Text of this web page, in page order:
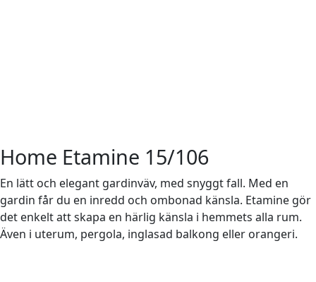
Home Etamine 15/106
En lätt och elegant gardinväv, med snyggt fall. Med en
gardin får du en inredd och ombonad känsla. Etamine gör
det enkelt att skapa en härlig känsla i hemmets alla rum.
Även i uterum, pergola, inglasad balkong eller orangeri.